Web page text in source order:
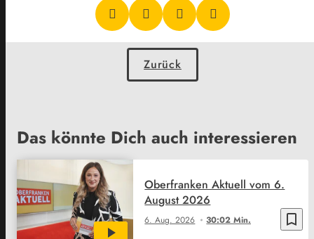
Zurück
Das könnte Dich auch interessieren
bookmark_border
6. Aug. 2026 30:02 Min.
Oberfranken Aktuell vom 6.
August 2026